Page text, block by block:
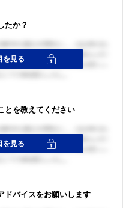
たか？
とを教えてください
ドバイスをお願いします
登録